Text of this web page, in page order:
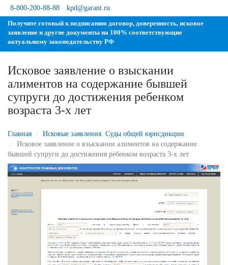
8-800-200-88-88
kpd@garant.ru
Получите готовый к подписанию договор, доверенность, исковое
заявление и другие документы на 100% соответствующие
актуальному законодательству РФ
Исковое заявление о взыскании
алиментов на содержание бывшей
супруги до достижения ребенком
озраста 3-х лет
Главная
Исковые заявления. Суды общей юрисдикции
Исковое заявление о взыскании алиментов на содержание
ывшей супруги до достижения ребенком возраста 3-х лет